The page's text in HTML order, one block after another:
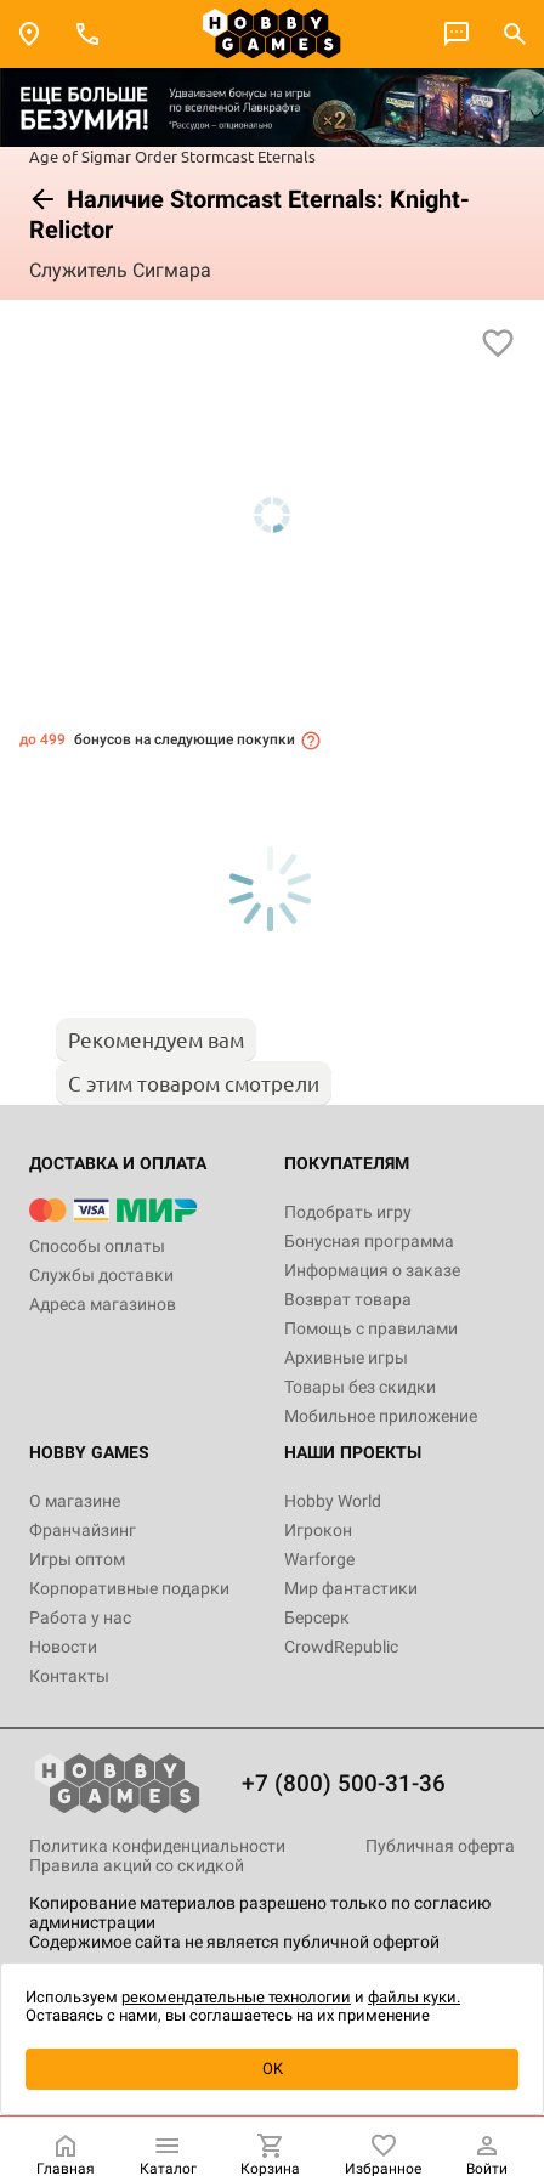
Age of SigmarOrderStormcast Eternals
Наличие Stormcast Eternals: Knight-
Relictor
Служитель Сигмара
Купить| 4 990 ₽
до 499 бонусов на следующие покупки
Рекомендуем вам
С этим товаром смотрели
ДОСТАВКА И ОПЛАТА
Способы оплаты
Службы доставки
Адреса магазинов
ПОКУПАТЕЛЯМ
Подобрать игру
Бонусная программа
Информация о заказе
Возврат товара
Помощь с правилами
Архивные игры
Товары без скидки
Мобильное приложение
HOBBY GAMES
О магазине
Франчайзинг
Игры оптом
Корпоративные подарки
Работа у нас
Новости
Контакты
НАШИ ПРОЕКТЫ
Hobby World
Игрокон
Warforge
Мир фантастики
Берсерк
CrowdRepublic
+7 (800) 500-31-36
Копирование материалов разрешено только по согласию
администрации
Содержимое сайта не является публичной офертой
Политика конфиденциальности
Публичная оферта
Правила акций со скидкой
технологии.
Главная Каталог Корзина Избранное Войти
Используем рекомендательные технологии и файлы куки.
Оставаясь с нами, вы соглашаетесь на их применение
OK